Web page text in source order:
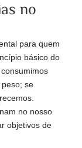
no
para quem
básico do
se
no nosso
objetivos de